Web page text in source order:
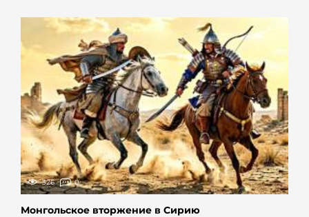
326 0
Монгольское вторжение в Сирию